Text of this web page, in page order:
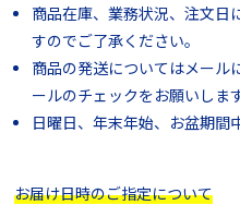
商品在庫、業務状況、注文日
すのでご了承ください。
商品の発送についてはメール
ールのチェックをお願いします
日曜日、年末年始、お盆期間
お届け日時のご指定について